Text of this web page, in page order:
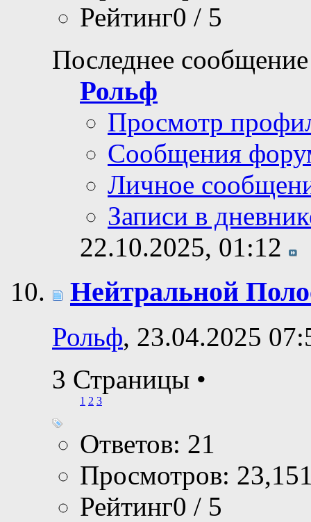
Рейтинг0 / 5
Последнее
Рольф
Просмотр
Сообщения
Личное
Записи в
22.10.2025, 01:12
Нейтральной
Рольф, 23.04.2025
3 Страницы •
1 2 3
Ответов: 21
Просмотров:
Рейтинг0 / 5